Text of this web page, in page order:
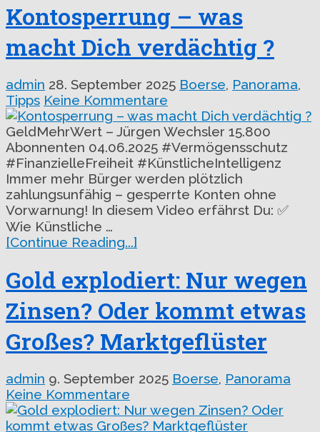
Kontosperrung – was
macht Dich verdächtig ?
admin 28. September 2025 Boerse, Panorama,
Tipps Keine Kommentare
GeldMehrWert – Jürgen Wechsler 15.800
Abonnenten 04.06.2025 #Vermögensschutz
#FinanzielleFreiheit #KünstlicheIntelligenz
Immer mehr Bürger werden plötzlich
zahlungsunfähig – gesperrte Konten ohne
Vorwarnung! In diesem Video erfährst Du: ✅
Wie Künstliche …
[Continue Reading...]
Gold explodiert: Nur wegen
Zinsen? Oder kommt etwas
Großes? Marktgeflüster
admin 9. September 2025 Boerse, Panorama
Keine Kommentare